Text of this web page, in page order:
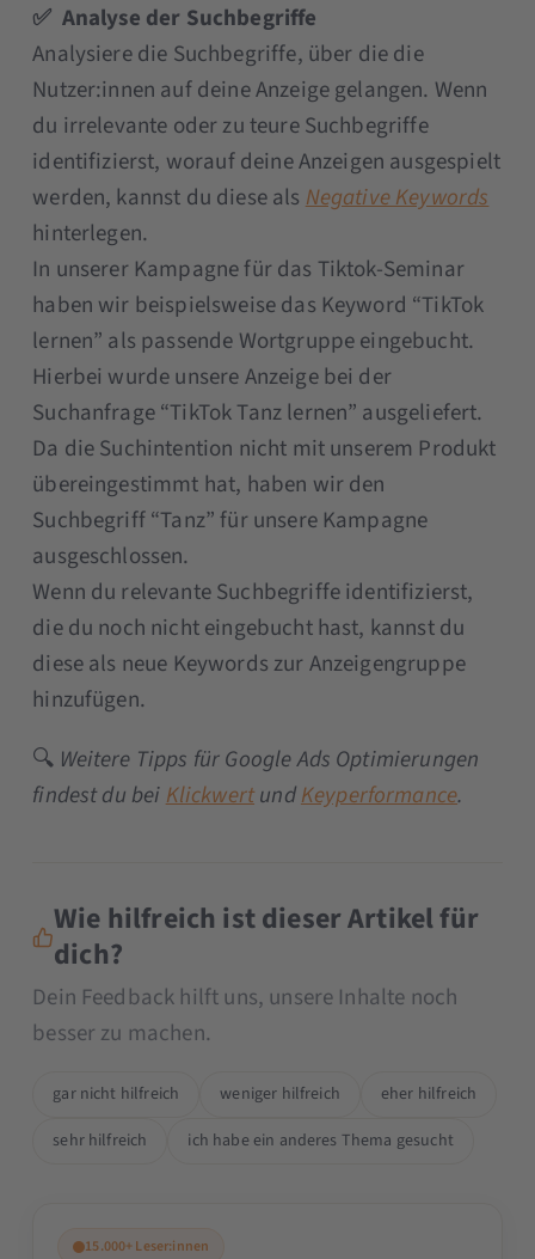
✅ Analyse der Suchbegriffe
Analysiere die Suchbegriffe, über die die
Nutzer:innen auf deine Anzeige gelangen. Wenn
du irrelevante oder zu teure Suchbegriffe
identifizierst, worauf deine Anzeigen ausgespielt
werden, kannst du diese als Negative Keywords
hinterlegen.
In unserer Kampagne für das Tiktok-Seminar
haben wir beispielsweise das Keyword “TikTok
lernen” als passende Wortgruppe eingebucht.
Hierbei wurde unsere Anzeige bei der
Suchanfrage “TikTok Tanz lernen” ausgeliefert.
Da die Suchintention nicht mit unserem Produkt
übereingestimmt hat, haben wir den
Suchbegriff “Tanz” für unsere Kampagne
ausgeschlossen.
Wenn du relevante Suchbegriffe identifizierst,
die du noch nicht eingebucht hast, kannst du
diese als neue Keywords zur Anzeigengruppe
hinzufügen.
🔍 Weitere Tipps für Google Ads Optimierungen
findest du beiKlickwertundKeyperformance.
Wie hilfreich ist dieser Artikel für
dich?
Dein Feedback hilft uns, unsere Inhalte noch
besser zu machen.
gar nicht hilfreich weniger hilfreich
eher hilfreich
sehr hilfreich
ich habe ein anderes Thema gesucht
15.000+ Leser:innen